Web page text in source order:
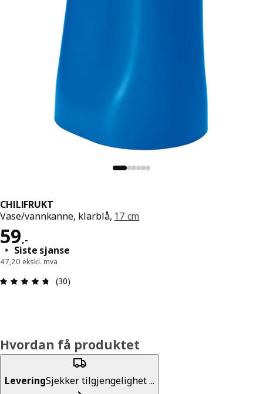
CHILIFRUKT
Vase/vannkanne, klarblå, 17 cm
59,-
Pris 59,-
Siste sjanse
47,20 ekskl. mva
Produktomtale: 4.7 ingen kundevurdering 5
(30)
Hvordan få produktet
LeveringSjekker tilgjengelighet ...